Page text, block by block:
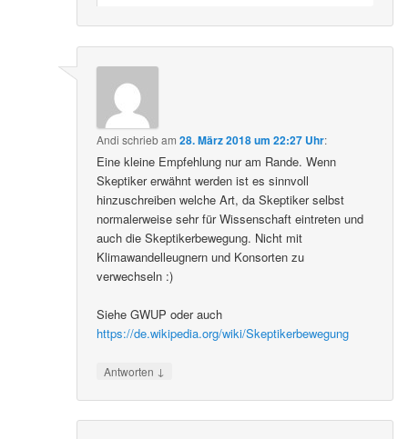
Andi schriebam28. März 2018 um 22:27 Uhr:
Eine kleine Empfehlung nur am Rande. Wenn
Skeptiker erwähnt werden ist es sinnvoll
hinzuschreiben welche Art, da Skeptiker selbst
normalerweise sehr für Wissenschaft eintreten und
auch die Skeptikerbewegung. Nicht mit
Klimawandelleugnern und Konsorten zu
verwechseln :)
Siehe GWUP oder auch
https://de.wikipedia.org/wiki/Skeptikerbewegung
Antworten ↓